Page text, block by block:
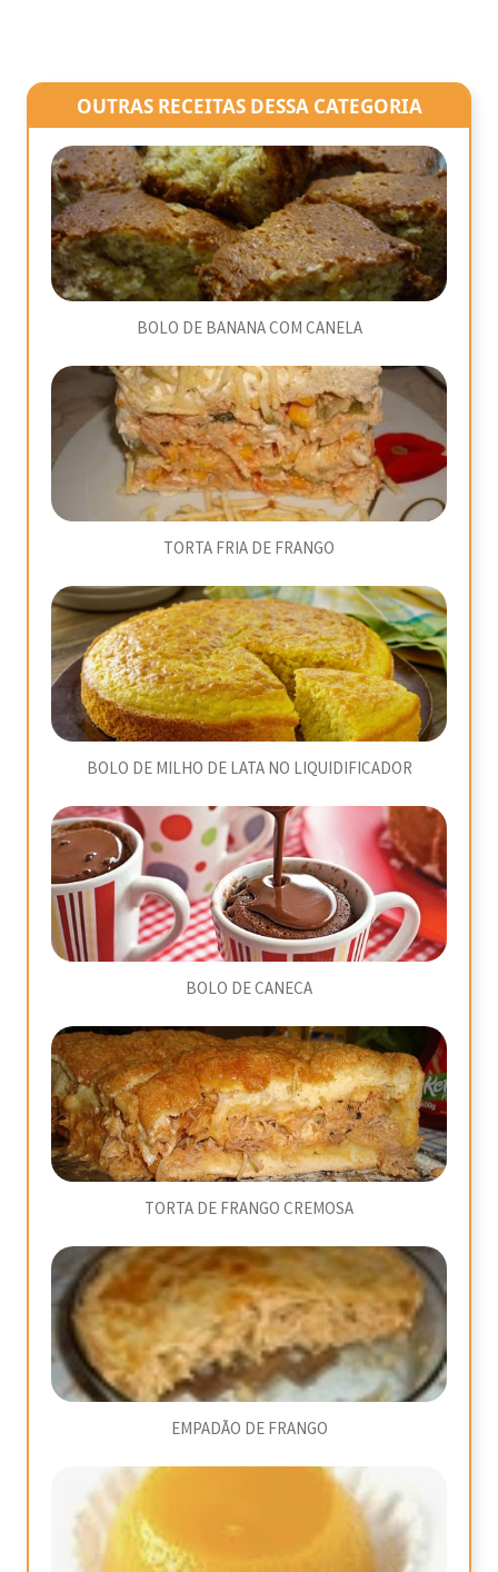
OUTRAS RECEITAS DESSA CATEGORIA
BOLO DE BANANA COM CANELA
TORTA FRIA DE FRANGO
BOLO DE MILHO DE LATA NO LIQUIDIFICADOR
BOLO DE CANECA
TORTA DE FRANGO CREMOSA
EMPADÃO DE FRANGO